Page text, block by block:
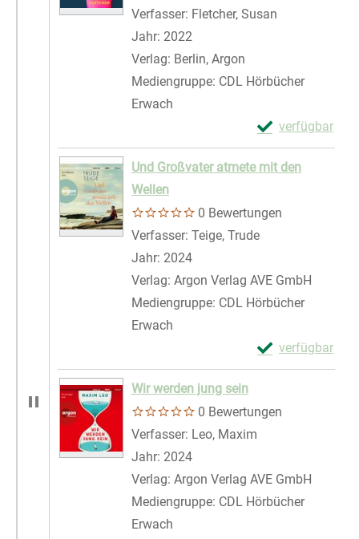
Verfasser: Fletcher, Susan
Jahr: 2022
Verlag: Berlin, Argon
Mediengruppe: CDL Hörbücher
Erwach
verfügbar
Exemplar-
Zum Download
Und Großvater atmete mit den
Wellen
0 Bewertungen
Verfasser: Teige, Trude
Jahr: 2024
Verlag: Argon Verlag AVE GmbH
Mediengruppe: CDL Hörbücher
Erwach
verfügbar
Exemplar-
Zum Download
Wir werden jung sein
0 Bewertungen
Verfasser: Leo, Maxim
Jahr: 2024
Verlag: Argon Verlag AVE GmbH
Mediengruppe: CDL Hörbücher
Erwach